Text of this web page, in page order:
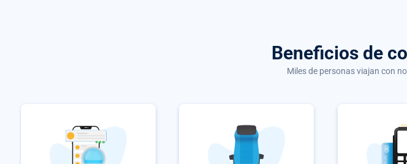
Beneficios de
Miles de personas viajan con